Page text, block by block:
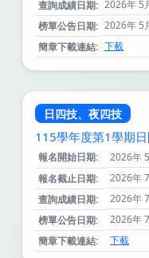
查詢成績日期: 2026年 5
榜單公告日期: 2026年 5
簡章下載連結: 下載
日四技、夜四技
115學年度第1學期
報名開始日期:
2026年
報名截止日期:
2026年
查詢成績日期:
2026年
榜單公告日期:
2026年
簡章下載連結:
下載